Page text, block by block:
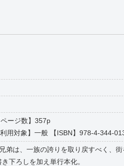
ージ数】357p
用対象】一般 【ISBN】978-4-344-
弟は、一族の誇りを取り戻すべく、
下ろしを加え単行本化。